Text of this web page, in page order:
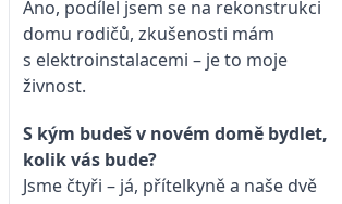
Ano, podílel jsem se na rekonstrukci
domu rodičů, zkušenosti mám
s elektroinstalacemi – je to moje
živnost.
S kým budeš v novém domě bydlet,
kolik vás bude?
Jsme čtyři – já, přítelkyně a naše dvě